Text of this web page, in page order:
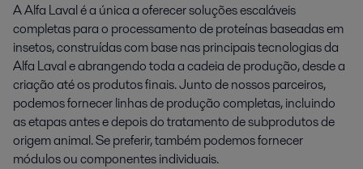
A Alfa Laval é a única a oferecer soluções escaláveis
completas para o processamento de proteínas baseadas em
insetos, construídas com base nas principais tecnologias da
Alfa Laval e abrangendo toda a cadeia de produção, desde a
criação até os produtos finais. Junto de nossos parceiros,
podemos fornecer linhas de produção completas, incluindo
as etapas antes e depois do tratamento de subprodutos de
origem animal. Se preferir, também podemos fornecer
módulos ou componentes individuais.